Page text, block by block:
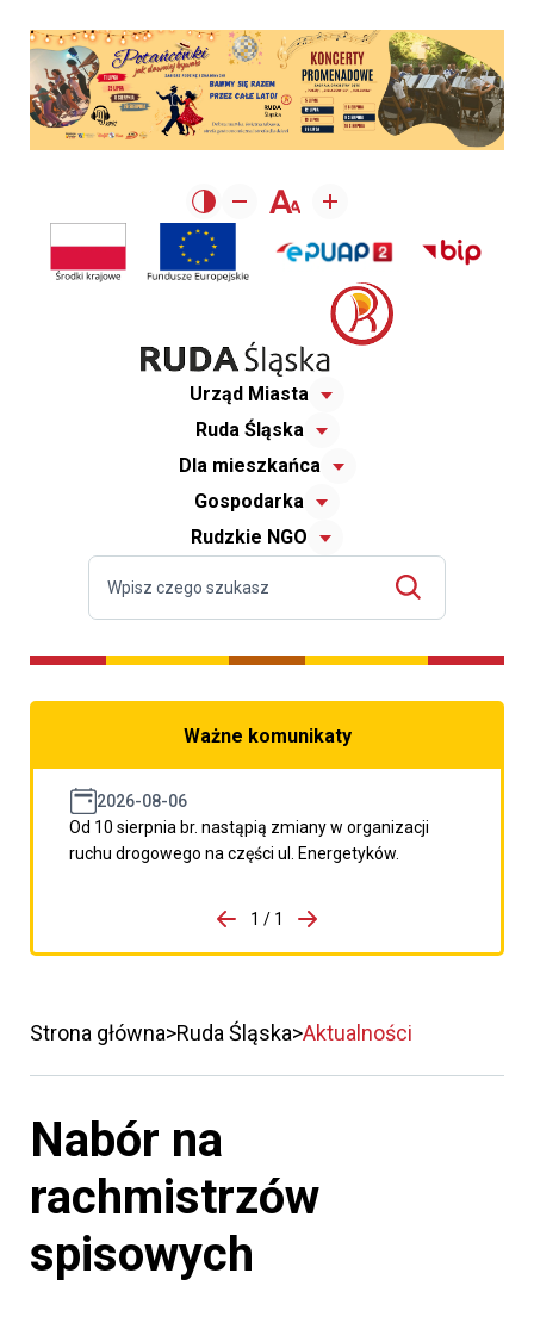
Urząd Miasta
Ruda Śląska
Dla mieszkańca
Gospodarka
Rudzkie NGO
Ważne komunikaty
2026-08-06
Od 10 sierpnia br. nastąpią zmiany w organizacji
ruchu drogowego na części ul. Energetyków.
porzpedniego komunikatu
1 / 1
Przejdź do następnego
Strona główna Ruda Śląska Aktualności
Nabór na
rachmistrzów
spisowych